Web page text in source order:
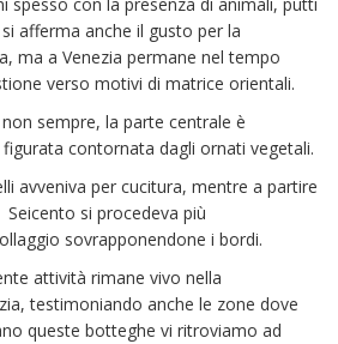
afferma anche il gusto per la
ma a Venezia permane nel tempo
verso motivi di matrice orientali.
sempre, la parte centrale è
contornata dagli ornati vegetali.
avveniva per cucitura, mentre a partire
si procedeva più
sovrapponendone i bordi.
attività rimane vivo nella
testimoniando anche le zone dove
queste botteghe vi ritroviamo ad